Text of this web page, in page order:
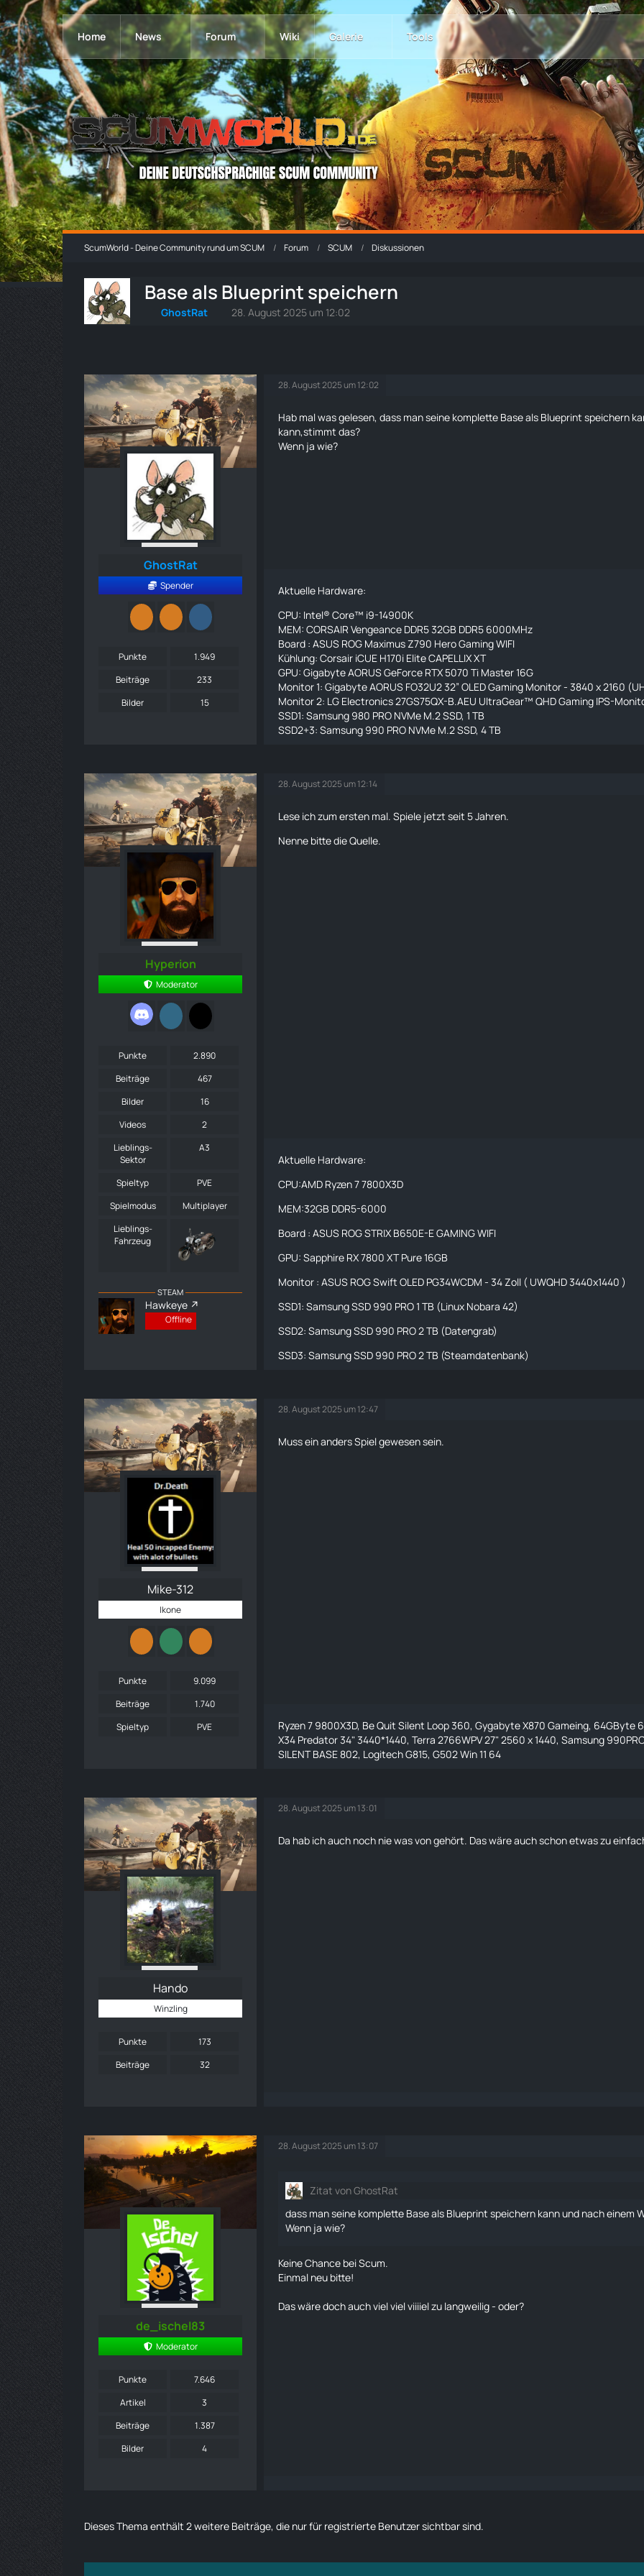
Home News Forum Wiki Galerie Tools
ScumWorld - Deine Community rund um SCUM Forum SCUM Diskussionen
Base als Blueprint speichern
GhostRat 28. August 2025 um 12:02
GhostRat
Spender
Punkte
1.949
Beiträge
233
Bilder
15
28. August 2025 um 12:02
Hab mal was gelesen, dass man seine komplette Base als Blueprint speichern
kann,stimmt das?
Wenn ja wie?
Aktuelle Hardware:
CPU: Intel® Core™ i9-14900K
MEM: CORSAIR Vengeance DDR5 32GB DDR5 6000MHz
Board : ASUS ROG Maximus Z790 Hero Gaming WIFI
Kühlung: Corsair iCUE H170i Elite CAPELLIX XT
GPU: Gigabyte AORUS GeForce RTX 5070 Ti Master 16G
Monitor 1: Gigabyte AORUS FO32U2 32” OLED Gaming Monitor - 3840 x 2160
Monitor 2: LG Electronics 27GS75QX-B.AEU UltraGear™ QHD Gaming IPS-
SSD1: Samsung 980 PRO NVMe M.2 SSD, 1 TB
SSD2+3: Samsung 990 PRO NVMe M.2 SSD, 4 TB
Hyperion
Moderator
Punkte
2.890
Beiträge
467
Bilder
16
Videos
2
Lieblings-
Sektor
A3
Spieltyp
PVE
Spielmodus
Multiplayer
Lieblings-
Fahrzeug
STEAM
Hawkeye
Offline
28. August 2025 um 12:14
Lese ich zum ersten mal. Spiele jetzt seit 5 Jahren.
Nenne bitte die Quelle.
Aktuelle Hardware:
CPU:AMD Ryzen 7 7800X3D
MEM:32GB DDR5-6000
Board : ASUS ROG STRIX B650E-E GAMING WIFI
GPU: Sapphire RX 7800 XT Pure 16GB
Monitor : ASUS ROG Swift OLED PG34WCDM - 34 Zoll ( UWQHD 3440x1440 )
SSD1: Samsung SSD 990 PRO 1 TB (Linux Nobara 42)
SSD2: Samsung SSD 990 PRO 2 TB (Datengrab)
SSD3: Samsung SSD 990 PRO 2 TB (Steamdatenbank)
Mike-312
Ikone
Punkte
9.099
Beiträge
1.740
Spieltyp
PVE
28. August 2025 um 12:47
Muss ein anders Spiel gewesen sein.
Ryzen 7 9800X3D, Be Quit Silent Loop 360, Gygabyte X870 Gameing,
X34 Predator 34" 3440*1440, Terra 2766WPV 27" 2560 x 1440, Samsung
SILENT BASE 802, Logitech G815, G502 Win 11 64
Hando
Winzling
Punkte
173
Beiträge
32
28. August 2025 um 13:01
Da hab ich auch noch nie was von gehört. Das wäre auch schon etwas zu
de_ischel83
Moderator
Punkte
7.646
Artikel
3
Beiträge
1.387
Bilder
4
28. August 2025 um 13:07
Zitat von GhostRat
dass man seine komplette Base als Blueprint speichern kann und nach einem
Wenn ja wie?
Keine Chance bei Scum.
Einmal neu bitte!
Das wäre doch auch viel viel viiiiel zu langweilig - oder?
Dieses Thema enthält 2 weitere Beiträge, die nur für registrierte Benutzer sichtbar sind.